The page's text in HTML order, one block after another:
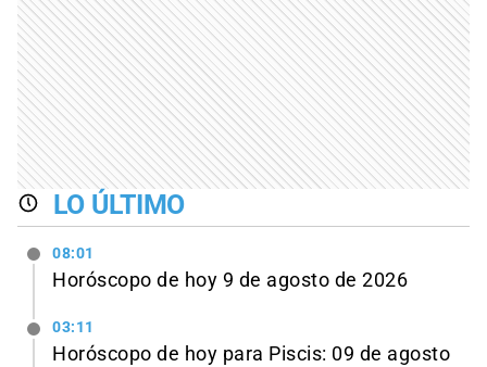
LO ÚLTIMO
08:01
Horóscopo de hoy 9 de agosto de 2026
03:11
Horóscopo de hoy para Piscis: 09 de agosto